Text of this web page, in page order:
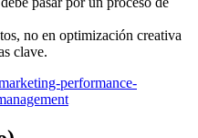
no en optimización creativa
clave.
performance-